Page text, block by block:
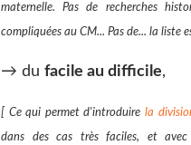
maternelle. Pas de recherches
compliquées au CM... Pas de... la liste
→ du facile au difficile,
[ Ce qui permet d'introduire la
dans des cas très faciles, et avec